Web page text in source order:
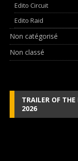
Edito Circuit
Edito Raid
Non catégorisé
Non classé
TRAILER OF THE
2026